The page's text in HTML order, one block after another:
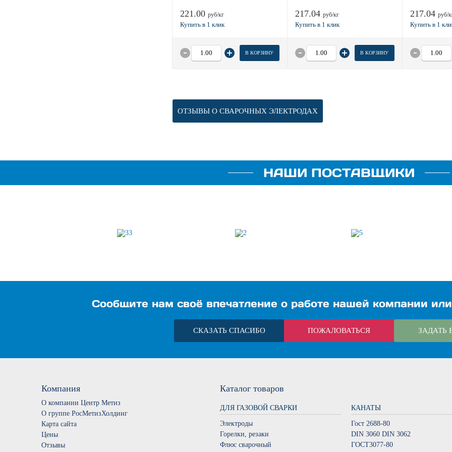
221.00 руб/кг
В КОРЗИНУ
217.04 руб/кг
В КОРЗИНУ
217.04 руб/
ОТЗЫВЫ О СВАРОЧНЫХ ЭЛЕКТРОДАХ
НАШИ ПОСТАВЩИКИ
Сообщите нам своё впечатление о работе нашей компании или
СКАЗАТЬ СПАСИБО ПОЖАЛОВАТЬСЯ ЗАДАТЬ
Компания
О компании Центр Метиз
О группе РосМетизХолдинг
Карта сайта
Цены
Отзывы
Каталог товаров
ДЛЯ ГАЗОВОЙ СВАРКИ
Электроды
Горелки, резаки
Флюс сварочный
КАНАТЫ
Гост 2688-80
DIN 3060 DIN 3062
ГОСТ3077-80